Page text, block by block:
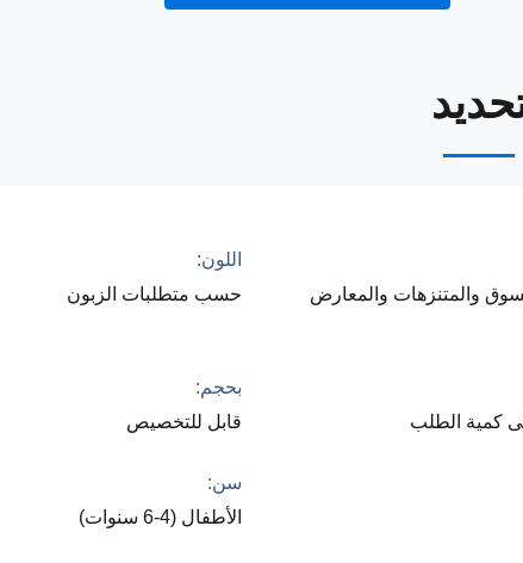
والمتنزهات والمعارض
اللون:
حسب متطلبات الزبون
بحجم:
قابل للتخصيص
سن:
الأطفال (4-6 سنوات)